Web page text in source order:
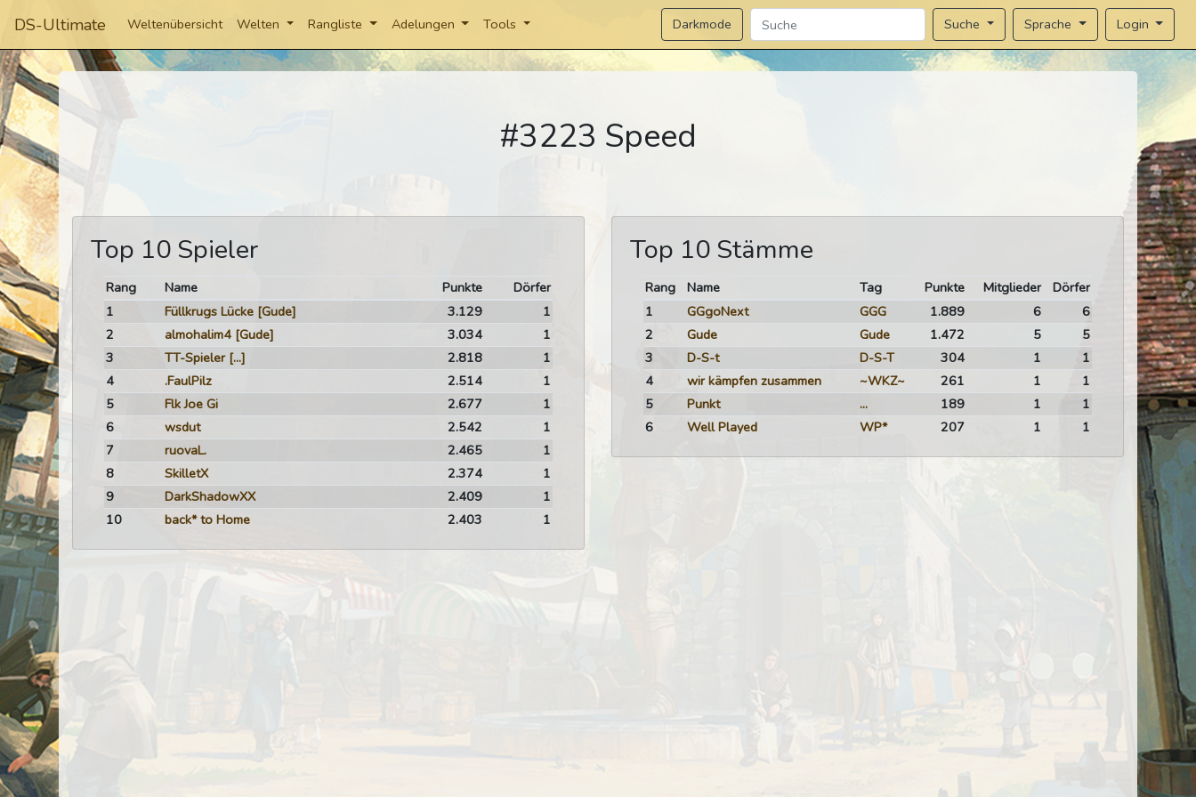
DS-Ultimate Weltenübersicht Welten Rangliste Adelungen Tools Darkmode Suche Sprache Login
#3223 Speed
Top 10 Spieler
Rang Name Punkte
Dörfer
1
Füllkrugs Lücke [Gude] 3.129
1
2
almohalim4 [Gude] 3.034
1
3
TT-Spieler [...] 2.818
1
4
.FaulPilz 2.514
1
5
Flk Joe Gi 2.677
1
6
wsdut 2.542
1
7
ruovaL. 2.465
1
8
SkilletX 2.374
1
9
DarkShadowXX 2.409
1
10
back* to Home 2.403 1
Top 10 Stämme
Rang Name Tag Punkte Mitglieder
Dörfer
1
GGgoNext GGG 1.889 6
6
2
Gude Gude 1.472 5
5
3
D-S-t D-S-T 304 1
1
4
wir kämpfen zusammen ~WKZ~ 261 1
1
5
Punkt ... 189 1
1
6
Well Played WP* 207 1 1